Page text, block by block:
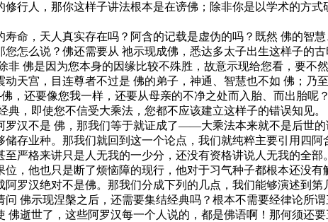
行人，那你这样子讲法根本是在谤佛；除非你是以学术的方
命，天人真实存在吗？阿含的记载是虚伪的吗？既然 佛的智
怎么说？佛还需要从 祂示现成佛，悉达多太子出生这样子的
佛是因为您本身的因缘比较不殊胜，故意示现给您看，要不
天宫，目连尊者不过是 佛的弟子，神通、智慧也不如 佛；乃
，还要像您我一样，还要从母亲的不净之处而入胎、而出胎呢
，即使您不信受大乘法，您都不应该建立这样子的错误知见。
汉不是 佛，那我们等于就证成了——大乘法本来就不是后世
存业种。那我们就回到这一个论点，我们就纯粹主要引用四
严格来讲只是人无我的一少分，还没有资格讲说人无我的全
，他也只是断了烦恼障的现行，他对于习气种子都根本还没有
罗汉绝对不是佛。那我们分成下列的几点，我们能够演述到
佛示现涅槃之后，还需要集结经典吗？根本不需要经律论所
佛逝世了，这些阿罗汉每一个人说的，都是佛语啊！那何须还